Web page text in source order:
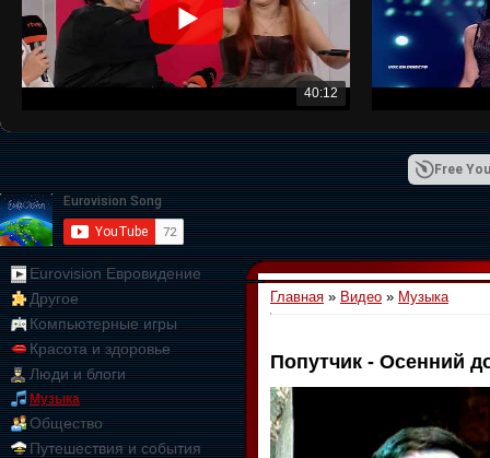
40:12
Free
Eurovision Евровидение
Другое
Компьютерные игры
Красота и здоровье
Люди и блоги
Музыка
Общество
Путешествия и события
Главная » Видео » Музыка
Попутчик - Осенний